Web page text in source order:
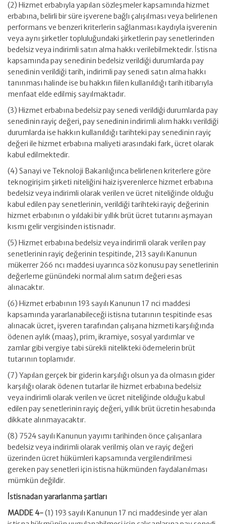
(2) Hizmet erbabıyla yapılan sözleşmeler kapsamında hizmet
erbabına, belirli bir süre işverene bağlı çalışılması veya belirlenen
performans ve benzeri kriterlerin sağlanması kaydıyla işverenin
veya aynı şirketler topluluğundaki şirketlerin pay senetlerinden
bedelsiz veya indirimli satın alma hakkı verilebilmektedir. İstisna
kapsamında pay senedinin bedelsiz verildiği durumlarda pay
senedinin verildiği tarih, indirimli pay senedi satın alma hakkı
tanınması halinde ise bu hakkın fiilen kullanıldığı tarih itibarıyla
menfaat elde edilmiş sayılmaktadır.
(3) Hizmet erbabına bedelsiz pay senedi verildiği durumlarda pay
senedinin rayiç değeri, pay senedinin indirimli alım hakkı verildiği
durumlarda ise hakkın kullanıldığı tarihteki pay senedinin rayiç
değeri ile hizmet erbabına maliyeti arasındaki fark, ücret olarak
kabul edilmektedir.
(4) Sanayi ve Teknoloji Bakanlığınca belirlenen kriterlere göre
teknogirişim şirketi niteliğini haiz işverenlerce hizmet erbabına
bedelsiz veya indirimli olarak verilen ve ücret niteliğinde olduğu
kabul edilen pay senetlerinin, verildiği tarihteki rayiç değerinin
hizmet erbabının o yıldaki bir yıllık brüt ücret tutarını aşmayan
kısmı gelir vergisinden istisnadır.
(5) Hizmet erbabına bedelsiz veya indirimli olarak verilen pay
senetlerinin rayiç değerinin tespitinde, 213 sayılı Kanunun
mükerrer 266 ncı maddesi uyarınca söz konusu pay senetlerinin
değerleme günündeki normal alım satım değeri esas
alınacaktır.
(6) Hizmet erbabının 193 sayılı Kanunun 17 nci maddesi
kapsamında yararlanabileceği istisna tutarının tespitinde esas
alınacak ücret, işveren tarafından çalışana hizmeti karşılığında
ödenen aylık (maaş), prim, ikramiye, sosyal yardımlar ve
zamlar gibi vergiye tabi sürekli nitelikteki ödemelerin brüt
tutarının toplamıdır.
(7) Yapılan gerçek bir giderin karşılığı olsun ya da olmasın gider
karşılığı olarak ödenen tutarlar ile hizmet erbabına bedelsiz
veya indirimli olarak verilen ve ücret niteliğinde olduğu kabul
edilen pay senetlerinin rayiç değeri, yıllık brüt ücretin hesabında
dikkate alınmayacaktır.
(8) 7524 sayılı Kanunun yayımı tarihinden önce çalışanlara
bedelsiz veya indirimli olarak verilmiş olan ve rayiç değeri
üzerinden ücret hükümleri kapsamında vergilendirilmesi
gereken pay senetleri için istisna hükmünden faydalanılması
mümkün değildir.
İstisnadan yararlanma şartları
MADDE 4-(1) 193 sayılı Kanunun 17 nci maddesinde yer alan